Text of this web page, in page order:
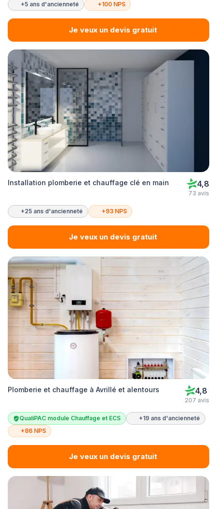
+5 ans d'ancienneté
+100 NPS
Je veux un devis gratuit
Installation plomberie et chauffage clé en main 4,8
73 avis
+25 ans d'ancienneté +93 NPS
Je veux un devis gratuit
Plomberie et chauffage à Avrillé et alentours 4,8
207 avis
QualiPAC module Chauffage et ECS
+19 ans d'ancienneté
+86 NPS
Je veux un devis gratuit